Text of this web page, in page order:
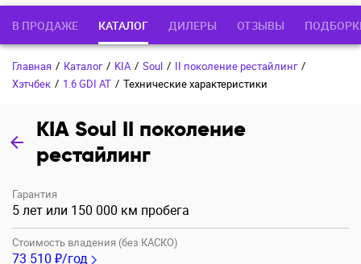
В ПРОДАЖЕ КАТАЛОГ ДИЛЕРЫ ОТЗЫВЫ
Главная / Каталог / KIA / Soul / II поколение рестайлинг /
Хэтчбек / 1.6 GDI AT / Технические характеристики
KIA Soul II поколение
рестайлинг
Гарантия
5 лет или 150 000 км пробега
Стоимость владения (без КАСКО)
73 510 ₽/год